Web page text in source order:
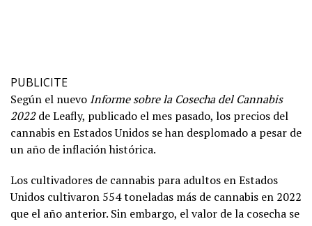
PUBLICITE
Según el nuevo Informe sobre la Cosecha del Cannabis
2022de Leafly, publicado el mes pasado, los precios del
cannabis en Estados Unidos se han desplomado a pesar de
un año de inflación histórica.
Los cultivadores de cannabis para adultos en Estados
Unidos cultivaron 554 toneladas más de cannabis en 2022
que el año anterior. Sin embargo, el valor de la cosecha se